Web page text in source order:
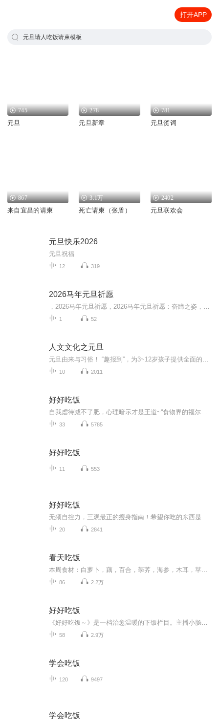
打开APP
元旦请人吃饭请柬模板
745
元旦
278
元旦新章
781
元旦贺词
867
来自宜昌的请柬
3.1万
死亡请柬（张盾）
2402
元旦联欢会
元旦快乐2026
元旦祝福
12 319
2026马年元旦祈愿
1 52
人文文化之元旦
10 2011
好好吃饭
33 5785
好好吃饭
11 553
好好吃饭
20 2841
看天吃饭
86 2.2万
好好吃饭
58 2.9万
学会吃饭
120 9497
学会吃饭